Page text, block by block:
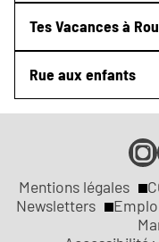
Tes Vacances à
Rue aux enfants
Réseaux
de
la
ville
Mentions légales
Newsletters